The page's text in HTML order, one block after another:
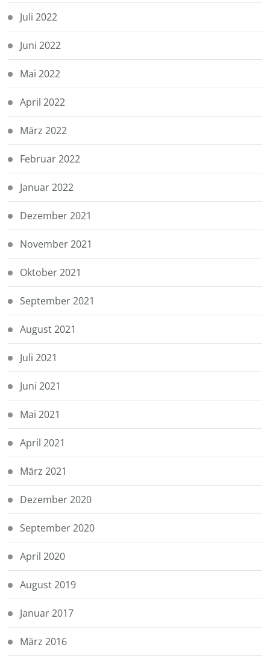
Juli 2022
Juni 2022
Mai 2022
April 2022
März 2022
Februar 2022
Januar 2022
Dezember 2021
November 2021
Oktober 2021
September 2021
August 2021
Juli 2021
Juni 2021
Mai 2021
April 2021
März 2021
Dezember 2020
September 2020
April 2020
August 2019
Januar 2017
März 2016